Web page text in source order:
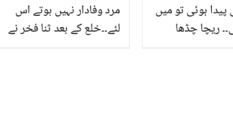
مرد وفادار نہیں ہوتے اس
لئے۔۔خلع کے بعد ثنا فخر نے
ہوئی تو میں
ریچا چڈھا